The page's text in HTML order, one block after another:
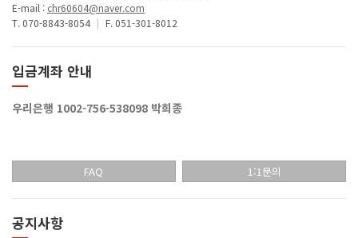
E-mail : chr60604@naver.com
T. 070-8843-8054 | F. 051-301-8012
입금계좌 안내
우리은행 1002-756-538098 박희종
FAQ 1:1문의
공지사항